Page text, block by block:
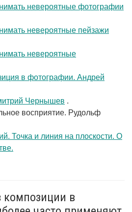
невероятные фотографии
невероятные пейзажи
невероятные
в фотографии. Андрей
Чернышев .
восприятие. Рудольф
Точка и линия на плоскости. О
в